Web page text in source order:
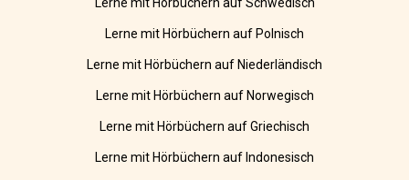
Lerne mit Hörbüchern auf Polnisch
Lerne mit Hörbüchern auf Niederländisch
Lerne mit Hörbüchern auf Norwegisch
Lerne mit Hörbüchern auf Griechisch
Lerne mit Hörbüchern auf Indonesisch